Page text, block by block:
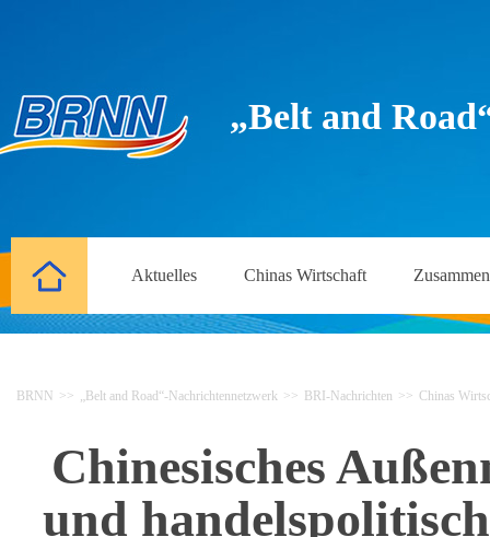
„Belt and
Aktuelles Chinas Wirtschaft
BRNN >> „Belt and Road“-Nachrichtennetzwerk >> BRI-Nachrichten >> Chinas
Chinesisches
und